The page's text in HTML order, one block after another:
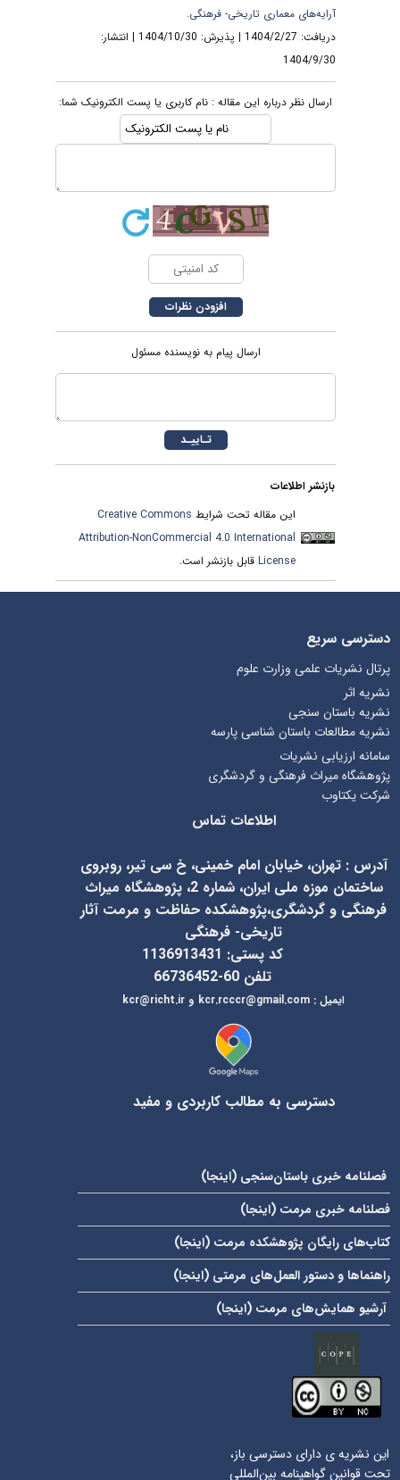
آرایه‌های معماری تاریخی- فرهنگی.
دریافت: 1404/2/27 | پذیرش: 1404/10/30 | انتشار:
1404/9/30
ارسال نظر درباره این مقاله : نام کاربری یا پست الکترونیک شما:
ارسال پیام به نویسنده مسئول
بازنشر اطلاعات
این مقاله تحت شرایطCreative Commons
Attribution-NonCommercial 4.0 International
Licenseقابل بازنشر است.
دسترسی سریع
پرتال نشریات علمی وزارت علوم
نشریه اثر
نشریه باستان سنجی
نشریه مطالعات باستان شناسی پارسه
سامانه ارزیابی نشریات
پژوهشگاه میراث فرهنگی و گردشگری
شرکت یکتاوب
اطلاعات تماس
آدرس : تهران، خیابان امام خمینی، خ سی تیر، روبروی
ساختمان موزه ملی ایران، شماره 2، پژوهشگاه میراث
فرهنگی و گردشگری،پژوهشکده حفاظت و مرمت آثار
تاریخی- فرهنگی
کد پستی: 1136913431
تلفن 60-66736452
ایمیل:
kcr@richt.ir و kcr.rcccr@gmail.com
دسترسی به مطالب کاربردی و مفید
فصلنامه خبری باستان‌سنجی ( اینجا)
فصلنامه خبری مرمت ( اینجا)
کتاب‌های رایگان پژوهشکده مرمت ( اینجا)
راهنماها و دستور العمل‌های مرمتی ( اینجا)
آرشیو همایش‌های مرمت ( اینجا)
این نشریه ی دارای دسترسی باز،
تحت قوانین گواهینامه بین‌المللی